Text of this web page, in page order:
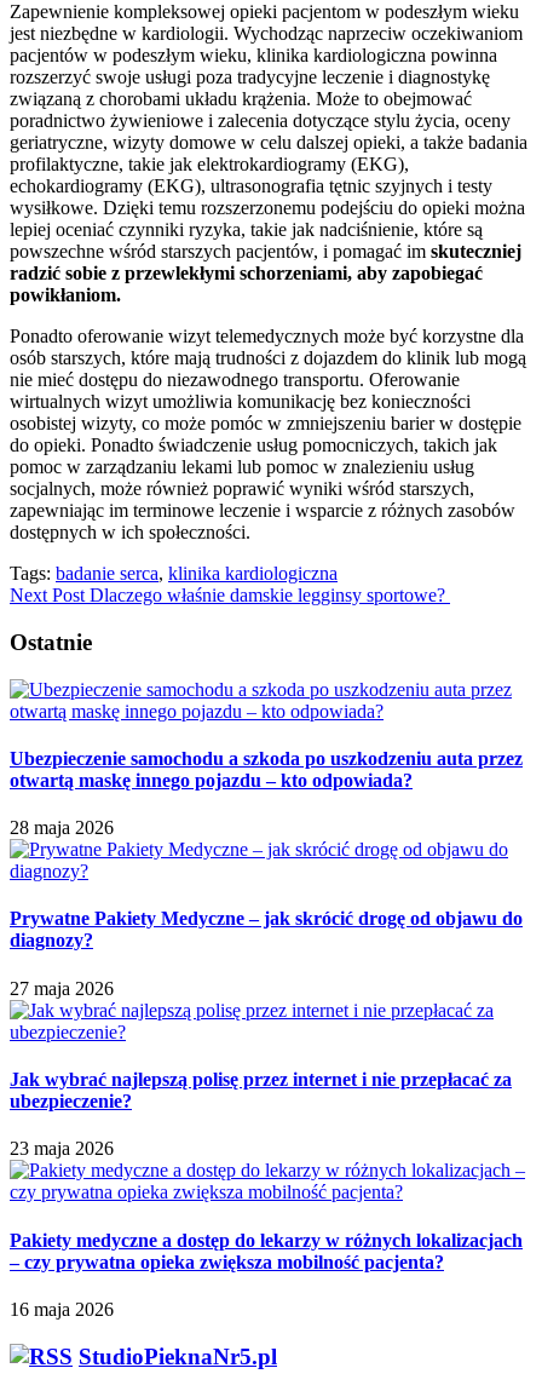
Zapewnienie kompleksowej opieki pacjentom w podeszłym wieku
jest niezbędne w kardiologii. Wychodząc naprzeciw oczekiwaniom
pacjentów w podeszłym wieku, klinika kardiologiczna powinna
rozszerzyć swoje usługi poza tradycyjne leczenie i diagnostykę
związaną z chorobami układu krążenia. Może to obejmować
poradnictwo żywieniowe i zalecenia dotyczące stylu życia, oceny
geriatryczne, wizyty domowe w celu dalszej opieki, a także badania
profilaktyczne, takie jak elektrokardiogramy (EKG),
echokardiogramy (EKG), ultrasonografia tętnic szyjnych i testy
wysiłkowe. Dzięki temu rozszerzonemu podejściu do opieki można
lepiej oceniać czynniki ryzyka, takie jak nadciśnienie, które są
powszechne wśród starszych pacjentów, i pomagać im skuteczniej
radzić sobie z przewlekłymi schorzeniami, aby zapobiegać
powikłaniom.
Ponadto oferowanie wizyt telemedycznych może być korzystne dla
osób starszych, które mają trudności z dojazdem do klinik lub mogą
nie mieć dostępu do niezawodnego transportu. Oferowanie
wirtualnych wizyt umożliwia komunikację bez konieczności
osobistej wizyty, co może pomóc w zmniejszeniu barier w dostępie
do opieki. Ponadto świadczenie usług pomocniczych, takich jak
pomoc w zarządzaniu lekami lub pomoc w znalezieniu usług
socjalnych, może również poprawić wyniki wśród starszych,
zapewniając im terminowe leczenie i wsparcie z różnych zasobów
dostępnych w ich społeczności.
Tags: badanie serca, klinika kardiologiczna
Next Post Dlaczego właśnie damskie legginsy sportowe?
Ostatnie
Ubezpieczenie samochodu a szkoda po uszkodzeniu auta przez
otwartą maskę innego pojazdu – kto odpowiada?
28 maja 2026
Prywatne Pakiety Medyczne – jak skrócić drogę od objawu do
diagnozy?
27 maja 2026
Jak wybrać najlepszą polisę przez internet i nie przepłacać za
ubezpieczenie?
23 maja 2026
Pakiety medyczne a dostęp do lekarzy w różnych lokalizacjach
– czy prywatna opieka zwiększa mobilność pacjenta?
16 maja 2026
StudioPieknaNr5.pl